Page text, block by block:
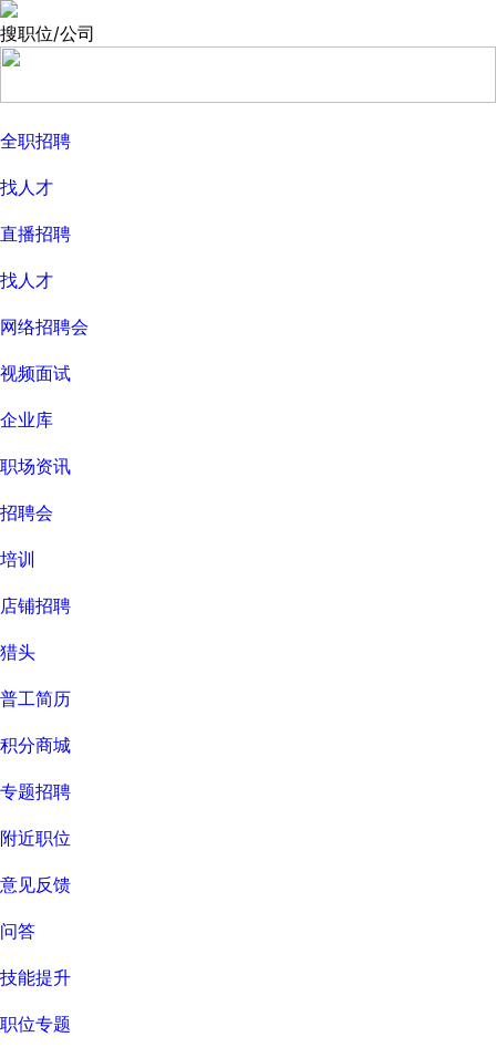
搜职位/公司
全职招聘
找人才
直播招聘
找人才
网络招聘会
视频面试
企业库
职场资讯
招聘会
培训
店铺招聘
猎头
普工简历
积分商城
专题招聘
附近职位
意见反馈
问答
技能提升
职位专题